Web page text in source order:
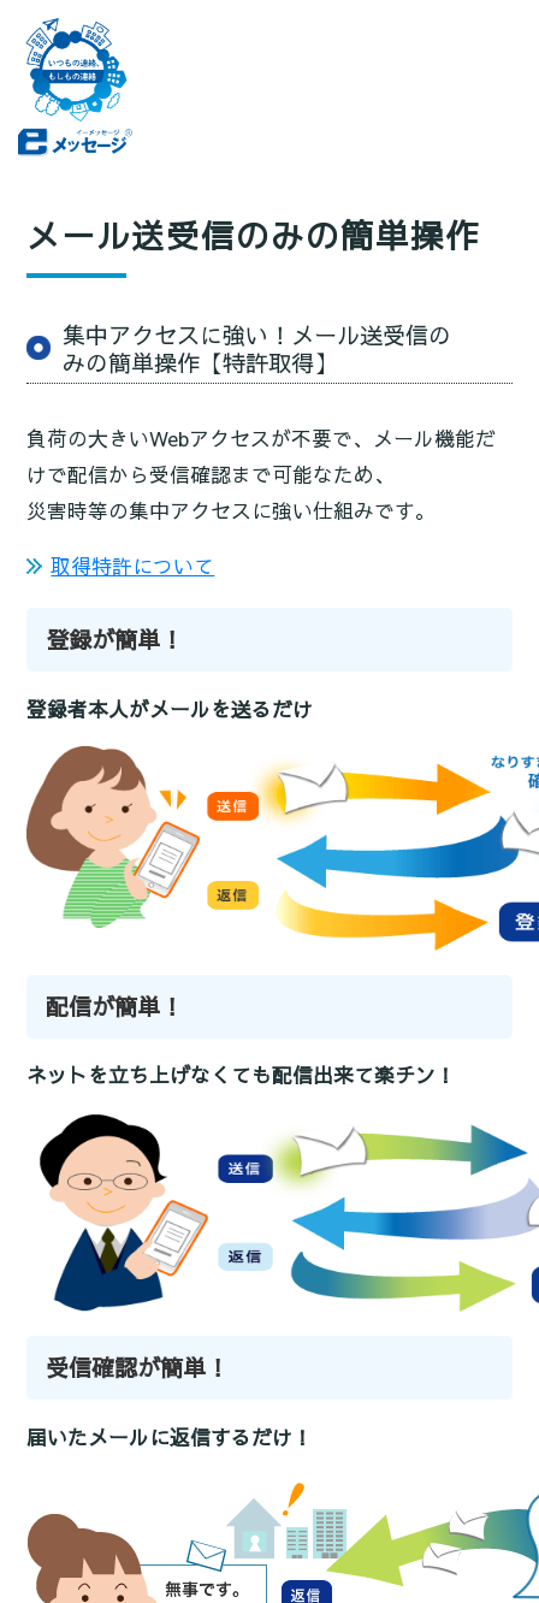
メール送受信のみの簡単操作
集中アクセスに強い！メール送受信の
みの簡単操作【特許取得】
負荷の大きいWebアクセスが不要で、メール機能だ
けで配信から受信確認まで可能なため、
災害時等の集中アクセスに強い仕組みです。
取得特許について
登録が簡単！
登録者本人がメールを送るだけ
配信が簡単！
ネットを立ち上げなくても配信出来て楽チン！
受信確認が簡単！
届いたメールに返信するだけ！